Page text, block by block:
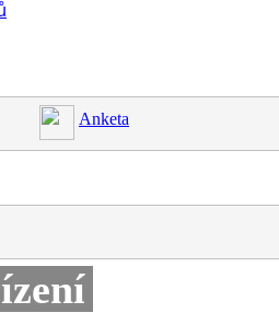
Anketa